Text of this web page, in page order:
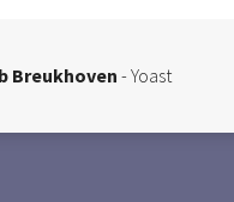
Breukhoven- Yoast